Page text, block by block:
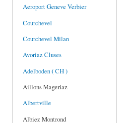
Aeroport Geneve Verbier
Courchevel
Courchevel Milan
Avoriaz Cluses
Adelboden ( CH )
Aillons Mageriaz
Albertville
Albiez Montrond